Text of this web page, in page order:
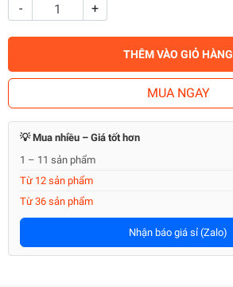
- +
THÊM VÀO GIỎ HÀNG
MUA NGAY
💡 Mua nhiều – Giá tốt hơn
1 – 11 sản phẩm
Từ 12 sản phẩm
Từ 36 sản phẩm
Nhận báo giá sỉ (Zalo)